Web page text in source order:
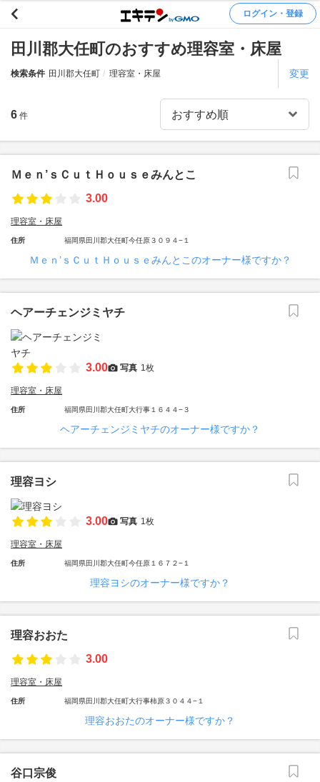
ログイン・登録
田川郡大任町のおすすめ理容室・床屋
検索条件 田川郡大任町 理容室・床屋 変更
6 件
Ｍｅｎ’ｓＣｕｔＨｏｕｓｅみんとこ
3.00
理容室・床屋
住所 福岡県田川郡大任町今任原３０９４−１
Ｍｅｎ’ｓＣｕｔＨｏｕｓｅみんとこのオーナー様ですか？
ヘアーチェンジミヤチ
3.00 写真 1枚
理容室・床屋
住所 福岡県田川郡大任町大行事１６４４−３
ヘアーチェンジミヤチのオーナー様ですか？
理容ヨシ
3.00 写真 1枚
理容室・床屋
住所 福岡県田川郡大任町今任原１６７２−１
理容ヨシのオーナー様ですか？
理容おおた
3.00
理容室・床屋
住所 福岡県田川郡大任町大行事柿原３０４４−１
理容おおたのオーナー様ですか？
谷口宗俊